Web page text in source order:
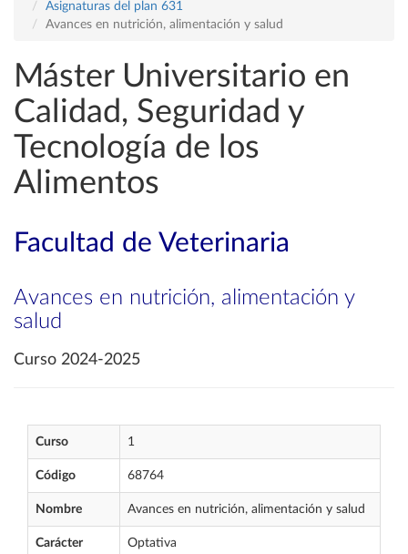
Asignaturas del plan 631
Avances en nutrición, alimentación y salud
Máster Universitario en
Calidad, Seguridad y
Tecnología de los
Alimentos
Facultad de Veterinaria
Avances en nutrición, alimentación y
salud
Curso 2024-2025
Curso 1
Código 68764
Nombre Avances en nutrición, alimentación y salud
Carácter Optativa